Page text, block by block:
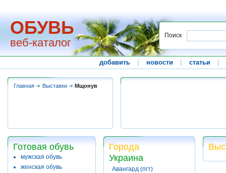
ОБУВЬ
веб-каталог
Поиск
добавить новости статьи
Главная Выставки Мщонув
Готовая обувь
мужская обувь
женская обувь
Города
Украина
Авангард (пгт)